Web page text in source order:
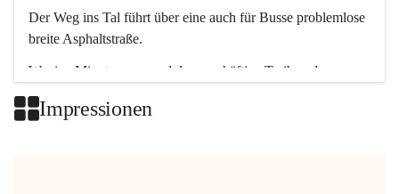
Der Weg ins Tal führt über eine auch für Busse problemlose
breite Asphaltstraße.
Wenige Minuten nur, und das geschäftige Treiben der
Impressionen